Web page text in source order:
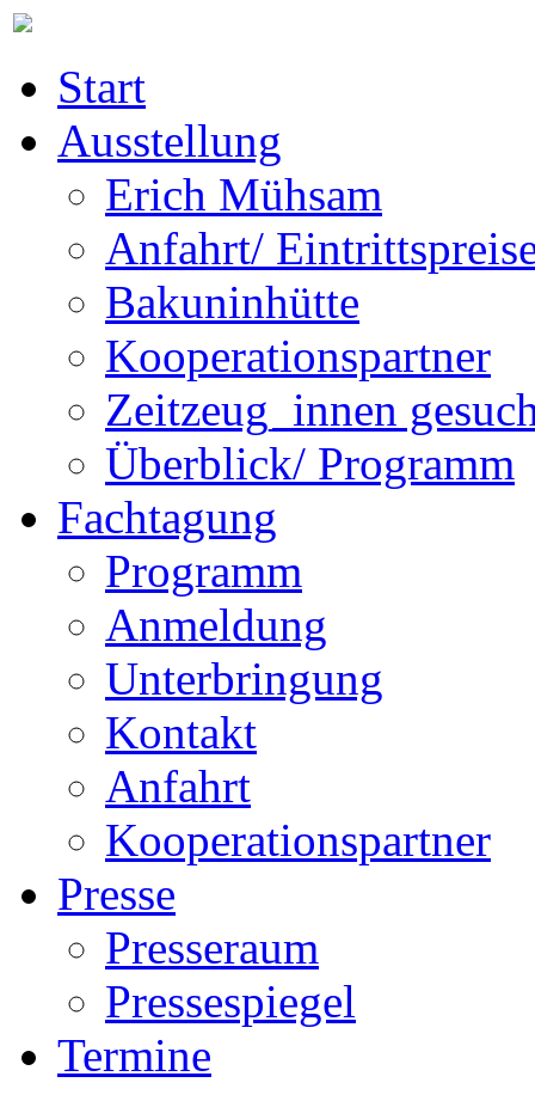
Start
Ausstellung
Erich Mühsam
Anfahrt/
Bakuninhütte
Kooperationspartner
Zeitzeug_innen
Überblick/ Programm
Fachtagung
Programm
Anmeldung
Unterbringung
Kontakt
Anfahrt
Kooperationspartner
Presse
Presseraum
Pressespiegel
Termine